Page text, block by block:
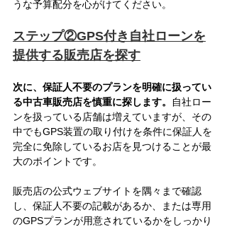
うな予算配分を心がけてください。
ステップ②GPS付き自社ローンを
提供する販売店を探す
次に、保証人不要のプランを明確に扱ってい
る中古車販売店を慎重に探します。
自社ロー
ンを扱っている店舗は増えていますが、その
中でもGPS装置の取り付けを条件に保証人を
完全に免除しているお店を見つけることが最
大のポイントです。
販売店の公式ウェブサイトを隅々まで確認
し、保証人不要の記載があるか、または専用
のGPSプランが用意されているかをしっかり